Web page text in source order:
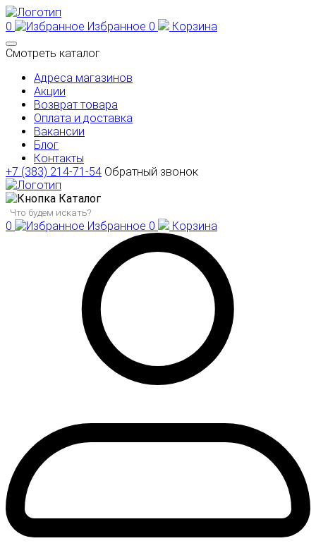
0 Избранное 0
Корзина
Смотреть каталог
Адреса магазинов
Акции
Возврат товара
Оплата и доставка
Вакансии
Блог
Контакты
+7 (383) 214-71-54 Обратный звонок
Каталог
0 Избранное 0 Корзина